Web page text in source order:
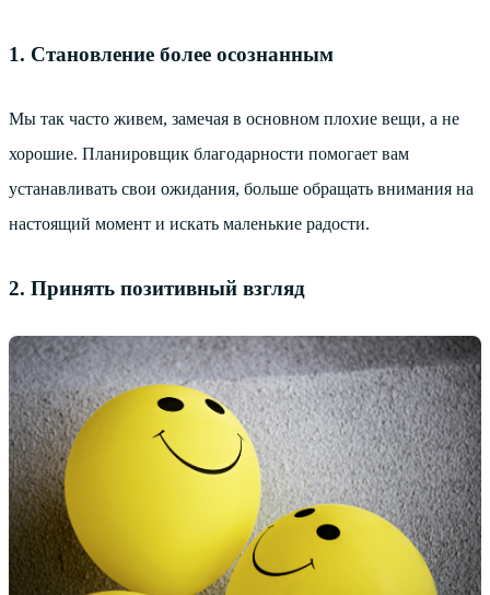
1. Становление более осознанным
Мы так часто живем, замечая в основном плохие вещи, а не
хорошие. Планировщик благодарности помогает вам
устанавливать свои ожидания, больше обращать внимания на
настоящий момент и искать маленькие радости.
2. Принять позитивный взгляд